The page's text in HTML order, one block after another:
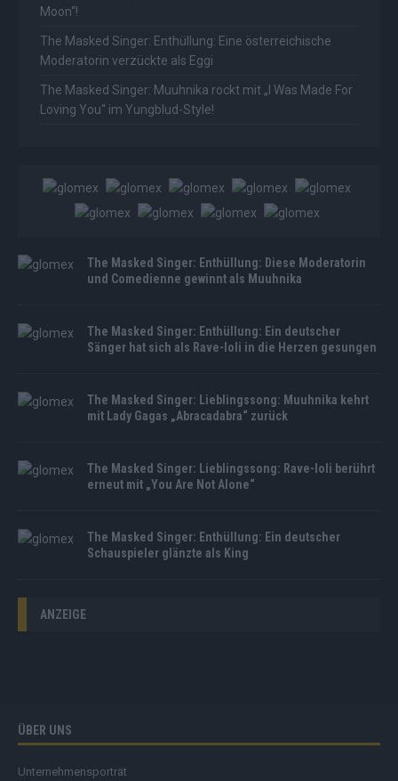
Moon“!
The Masked Singer: Enthüllung: Eine österreichische
Moderatorin verzückte als Eggi
The Masked Singer: Muuhnika rockt mit „I Was Made For
Loving You“ im Yungblud-Style!
The Masked Singer: Enthüllung: Diese Moderatorin
und Comedienne gewinnt als Muuhnika
The Masked Singer: Enthüllung: Ein deutscher
Sänger hat sich als Rave-Ioli in die Herzen gesungen
The Masked Singer: Lieblingssong: Muuhnika kehrt
mit Lady Gagas „Abracadabra“ zurück
The Masked Singer: Lieblingssong: Rave-Ioli berührt
erneut mit „You Are Not Alone“
The Masked Singer: Enthüllung: Ein deutscher
Schauspieler glänzte als King
ANZEIGE
ÜBER UNS
Unternehmensporträt